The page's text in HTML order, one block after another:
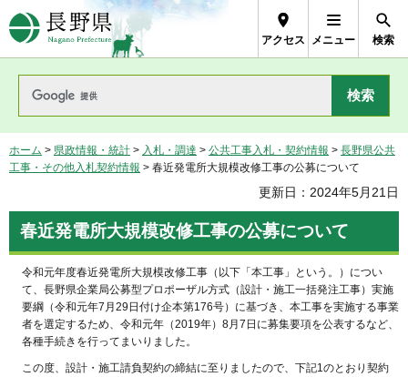
長野県Nagano Prefecture
アクセス メニュー 検索
ホーム > 県政情報・統計 > 入札・調達 > 公共工事入札・契約情報 > 長野県公共
工事・その他入札契約情報 > 春近発電所大規模改修工事の公募について
更新日：2024年5月21日
春近発電所大規模改修工事の公募について
令和元年度春近発電所大規模改修工事（以下「本工事」という。）につい
て、長野県企業局公募型プロポーザル方式（設計・施工一括発注工事）実施
要綱（令和元年7月29日付け企本第176号）に基づき、本工事を実施する事業
者を選定するため、令和元年（2019年）8月7日に募集要項を公表するなど、
各種手続きを行ってまいりました。
この度、設計・施工請負契約の締結に至りましたので、下記1のとおり契約